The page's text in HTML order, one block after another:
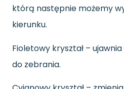
którą następnie możemy
kierunku.
Fioletowy kryształ –
do zebrania.